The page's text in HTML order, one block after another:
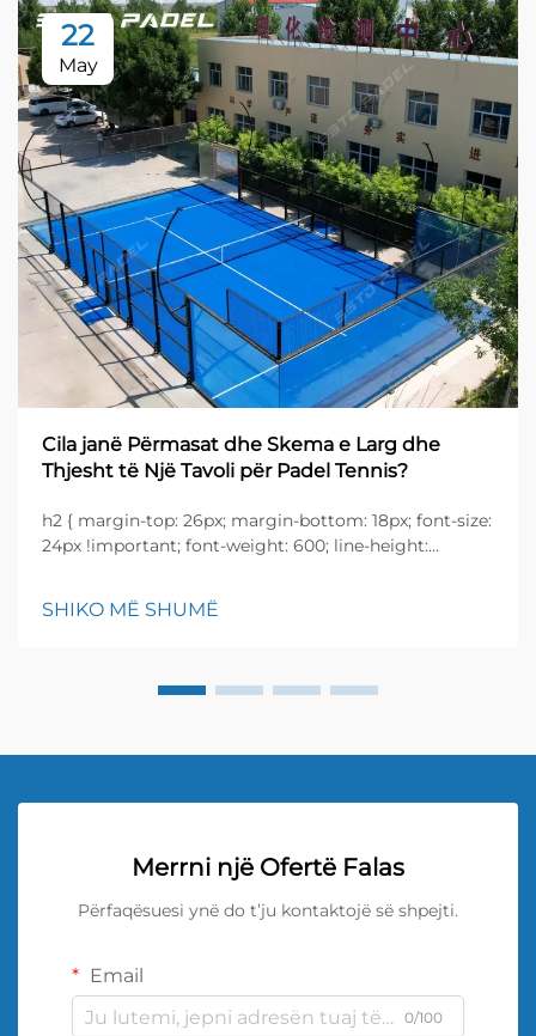
22
May
Cila janë Përmasat dhe Skema e Larg dhe
Thjesht të Një Tavoli për Padel Tennis?
h2 { margin-top: 26px; margin-bottom: 18px; font-size:
24px !important; font-weight: 600; line-height:
font-size: 20px !important; font-weight: 600; line-
height: ...}
SHIKO MË SHUMË
Merrni një Ofertë Falas
Përfaqësuesi ynë do t’ju kontaktojë së shpejti.
Email
0/100